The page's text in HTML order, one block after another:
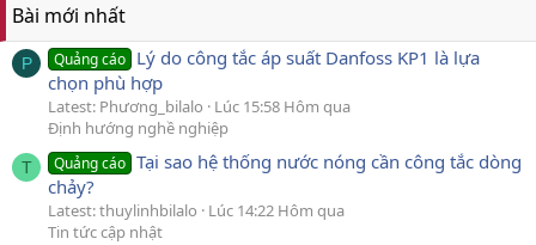
Bài mới nhất
P Quảng cáo Lý do công tắc áp suất Danfoss KP1 là lựa
chọn phù hợp
Latest: Phương_bilalo
Lúc 15:58 Hôm qua
Định hướng nghề nghiệp
T Quảng cáo Tại sao hệ thống nước nóng cần công tắc dòng
chảy?
Latest: thuylinhbilalo
Lúc 14:22 Hôm qua
Tin tức cập nhật